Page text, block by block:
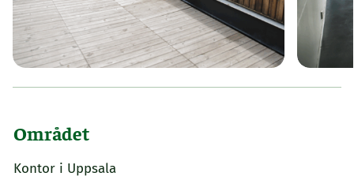
Området
Kontor i Uppsala